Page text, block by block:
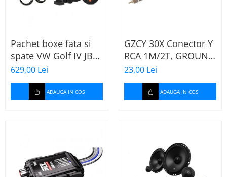
Pachet boxe fata si
spate VW Golf IV JBL
Stage2
629,00 Lei
ADAUGA IN COS
GZCY 30X Conector Y
RCA 1M/2T, GROUND
ZERO
23,00 Lei
ADAUGA IN COS